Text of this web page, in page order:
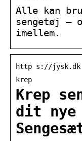
Alle kan
sengetøj –
imellem.
http s://jysk.dk
krep
Krep
dit nye